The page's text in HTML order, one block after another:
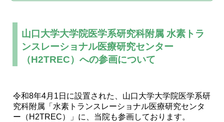
山口大学大学院医学系研究科附属 水素トラ
ンスレーショナル医療研究センター
（H2TREC）への参画について
令和8年4月1日に設置された、山口大学大学院医学系研
究科附属「水素トランスレーショナル医療研究センタ
ー（H2TREC）」に、当院も参画しております。